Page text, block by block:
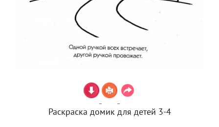
Раскраска домик для детей 3-4